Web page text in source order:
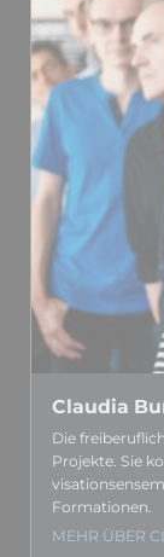
Claudia
Die
Projekte. Sie
Formationen.
MEHR ÜBER